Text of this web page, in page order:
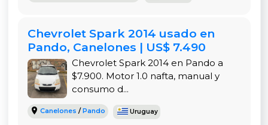
Chevrolet Spark 2014 usado en
Pando, Canelones | US$ 7.490
Chevrolet Spark 2014 en Pando a
$7.900. Motor 1.0 nafta, manual y
consumo d...
Canelones /Pando Uruguay